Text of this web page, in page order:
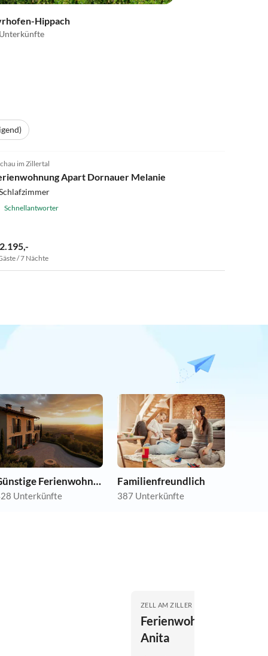
Hippach
im Zillertal
Apart Dornauer Melanie
Schnellantworter
/ 7 Nächte
Günstige Ferienwohnungen
Unterkünfte
Familienfreundlich
387 Unterkünfte
ZELL AM ZILLER
Ferienwohnung Garber,
Anita